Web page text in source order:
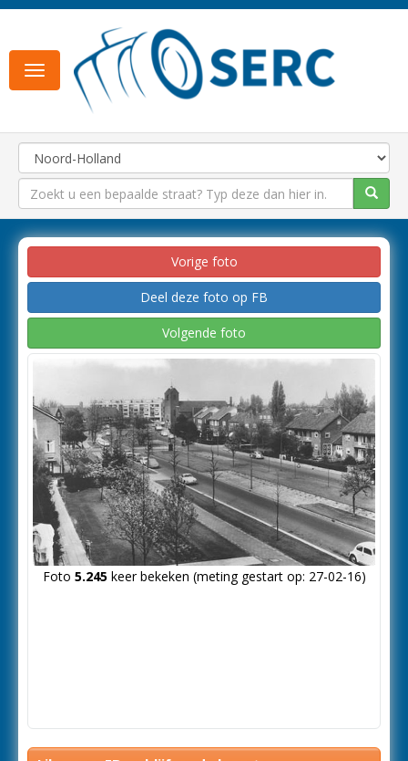
Toggle
navigation
Vorige foto
Deel deze foto op FB
Volgende foto
Foto 5.245keer bekeken (meting gestart op: 27-02-16)